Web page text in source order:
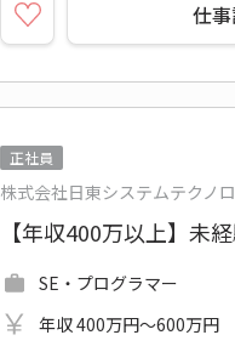
仕
正社員
株式会社日東システムテクノ
【年収400万以上】未
SE・プログラマー
年収 400万円～600万円